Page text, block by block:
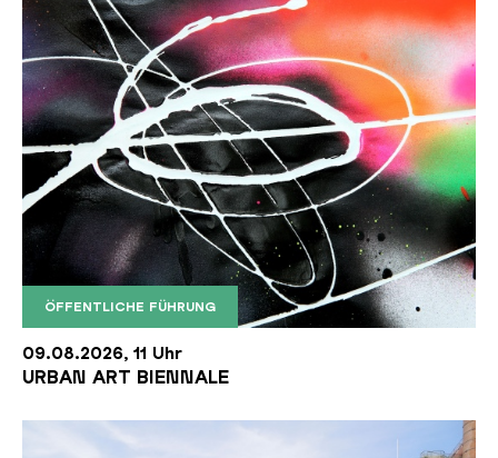
ÖFFENTLICHE FÜHRUNG
12 Streetecture 8
09.08.2026, 11 Uhr
URBAN ART BIENNALE